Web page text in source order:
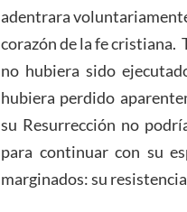
adentrara
corazón de la fe cristiana.
no hubiera sido
hubiera perdido
su Resurrección no
para continuar con su
marginados: su